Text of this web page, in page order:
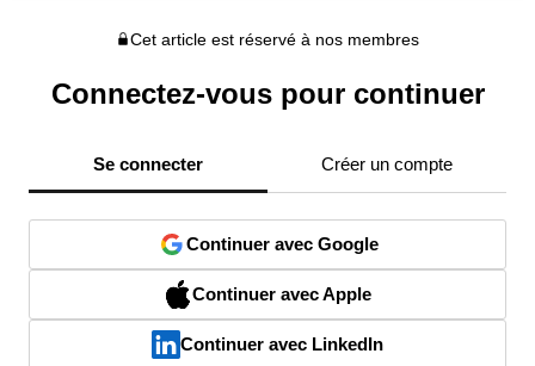
Cet article est réservé à nos membres
Connectez-vous pour continuer
Se connecter Créer un compte
Continuer avec Google
Continuer avec Apple
Continuer avec LinkedIn